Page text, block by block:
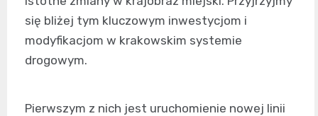
się bliżej tym kluczowym inwestycjom i
modyfikacjom w krakowskim systemie
drogowym.
Pierwszym z nich jest uruchomienie nowej linii